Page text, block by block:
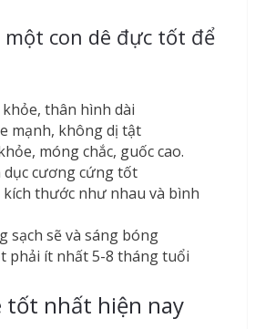
con dê đực tốt để
thân hình dài
mạnh, không dị tật
móng chắc, guốc cao.
dục cương cứng tốt
thước như nhau và bình
sạch sẽ và sáng bóng
phải ít nhất 5-8 tháng tuổi
tốt nhất hiện nay